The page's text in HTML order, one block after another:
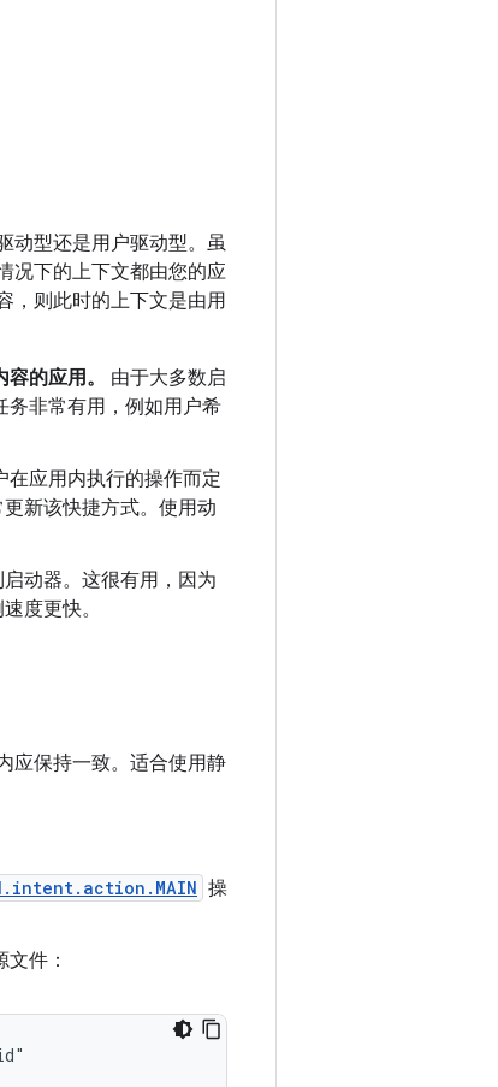
动型还是用户驱动型。虽
况下的上下文都由您的应
，则此时的上下文是由用
的应用。
由于大多数启
务非常有用，例如用户希
在应用内执行的操作而定
新该快捷方式。使用动
动器。这很有用，因为
度更快。
应保持一致。适合使用静
操
件：